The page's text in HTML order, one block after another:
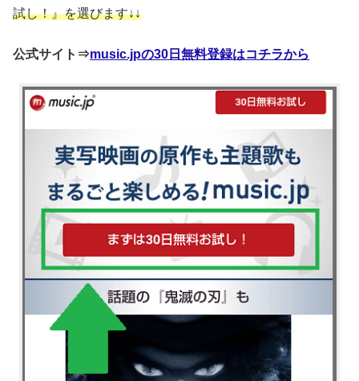
試し！』を選びます↓↓
公式サイト⇒music.jpの30日無料登録はコチラから